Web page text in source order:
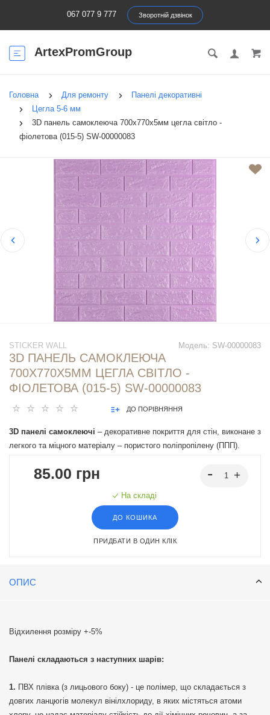
067 077 9 777 Зворотній дзвінок
ArtexPromGroup
Головна Для ремонту
Панелі декоративні
Цегла 5-6 мм
3D панель самоклеюча 700х770х5мм цегла світло -
фіолетова (015-5) SW-00000083
Модель: SW-00000083
STICKER WALL
3D ПАНЕЛЬ САМОКЛЕЮЧА
700Х770Х5ММ ЦЕГЛА СВІТЛО -
ФІОЛЕТОВА (015-5) SW-00000083
ДО ПОРІВНЯННЯ
3D панелі самоклеючі – декоративне покриття для стін, виконане з
легкого та міцного матеріалу – пористого поліпропілену (ППП).
широкому різноманітті кольорів та наявність клейового шару, що
85.00 грн
На складі
ДО КОШИКА
ПРИДБАТИ В ОДИН КЛІК
ОПИС
Відхилення розміру +-5%
Панелі складаються з наступних шарів:
ПВХ плівка (з лицьового боку) - це полімер, що складається з
довгих ланцюгів молекул вінілхлориду, в яких містяться атоми